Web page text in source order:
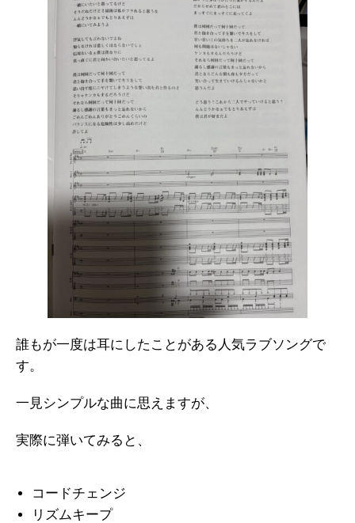
誰もが一度は耳にしたことがある人気ラブソングで
す。
一見シンプルな曲に思えますが、
実際に弾いてみると、
コードチェンジ
リズムキープ